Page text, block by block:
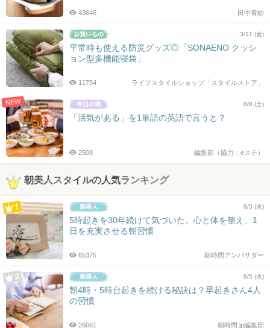
田中青紗
43646
3/11 (金)
平常時も使える防災グッズ◎「SONAENO クッシ
ョン型多機能寝袋」
ライフスタイルショップ「スタイルストア」
11754
NEW 8/8 (土)
「活気がある」を1単語の英語で言うと？
編集部（協力：eステ）
2508
朝美人スタイルの人気ランキング
8/5 (水)
5時起きを30年続けて気づいた。心と体を整え、1
日を充実させる朝習慣
朝時間アンバサダー
65375
8/5 (水)
朝4時・5時台起きを続ける秘訣は？早起きさん4人
の習慣
朝時間.jp編集部
26061